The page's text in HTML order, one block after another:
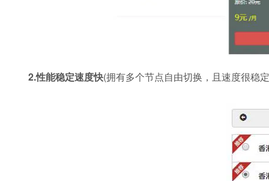
2.性能稳定速度快(拥有多个节点自由切换，且速度很稳